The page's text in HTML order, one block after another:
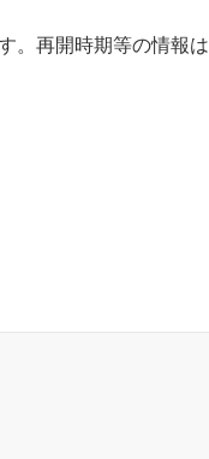
。再開時期等の情報は